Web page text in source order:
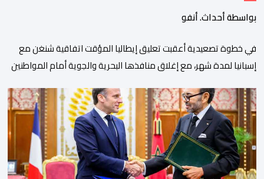
بواسطة أحداث. أنفو
في خطوة تصعيدية أعقبت تعليق إيطاليا المؤقت اتفاقية شنغن مع
إسبانيا لمدة شهر، مع إغلاق منافذها البحرية والجوية أمام المواطنين
سبتة المحتلة، أعلنت اسبانيا أمس الجمعة 07 غشت 2026، عن فرضها
لإجراءات مراقبة على حدودها للمسافرين الوافدين من إيطاليا. وكانت
اسبانيا قد أمهلت إيطاليا […]